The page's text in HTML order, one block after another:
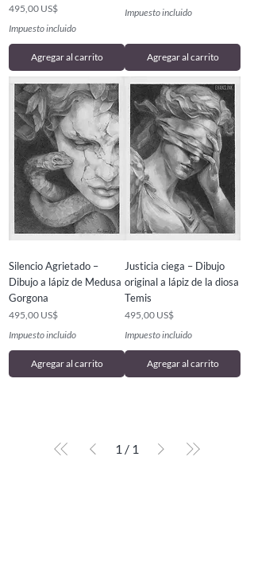
Precio
495,00 US$
Impuesto incluido
Agregar al carrito
Impuesto incluido
Agregar al carrito
Silencio Agrietado –
Dibujo a lápiz de Medusa
Gorgona
Precio
495,00 US$
Impuesto incluido
Agregar al carrito
Justicia ciega – Dibujo
original a lápiz de la diosa
Temis
Precio
495,00 US$
Impuesto incluido
Agregar al carrito
1 / 1